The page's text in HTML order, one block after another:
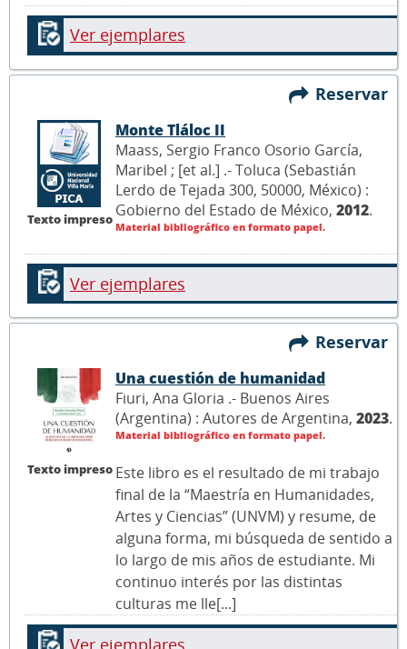
Ver ejemplares
Reservar
Texto impreso
Monte Tláloc II
Maass, Sergio Franco Osorio García,
Maribel ; [et al.] .- Toluca (Sebastián
Lerdo de Tejada 300, 50000, México) :
Gobierno del Estado de México, 2012.
Material bibliográfico en formato papel.
Ver ejemplares
Reservar
Texto impreso
Una cuestión de humanidad
Fiuri, Ana Gloria .- Buenos Aires
(Argentina) : Autores de Argentina, 2023.
Material bibliográfico en formato papel.
Este libro es el resultado de mi trabajo
final de la “Maestría en Humanidades,
Artes y Ciencias” (UNVM) y resume, de
alguna forma, mi búsqueda de sentido a
lo largo de mis años de estudiante. Mi
continuo interés por las distintas
culturas me lle[...]
Ver ejemplares